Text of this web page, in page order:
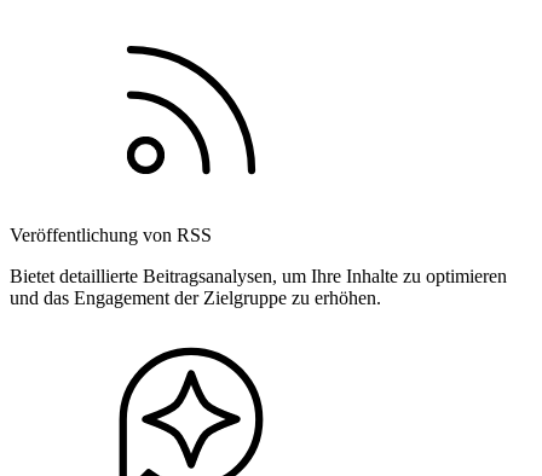
Veröffentlichung von RSS
Bietet detaillierte Beitragsanalysen, um Ihre Inhalte zu optimieren
und das Engagement der Zielgruppe zu erhöhen.